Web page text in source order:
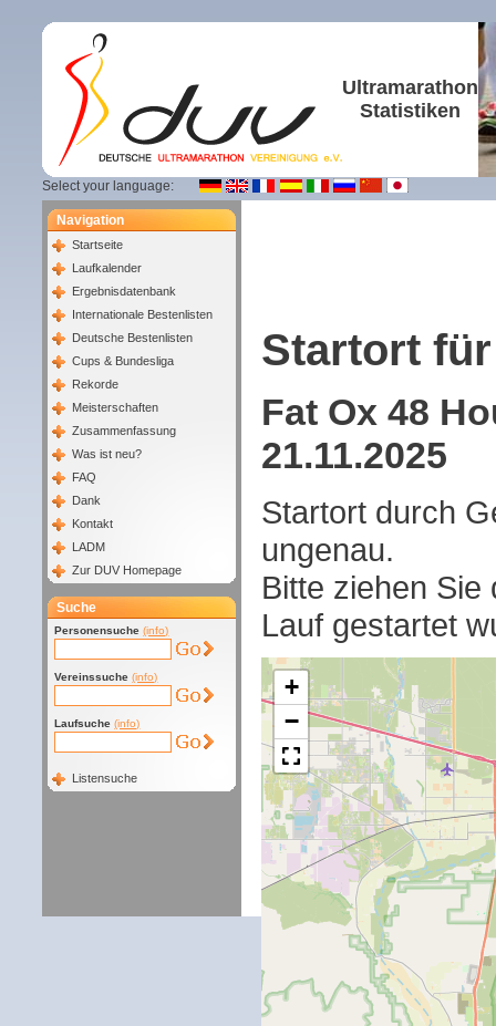
Ultramarathon
Statistiken
Select your language:
Navigation
Startseite
Laufkalender
Ergebnisdatenbank
Internationale Bestenlisten
Deutsche Bestenlisten
Cups & Bundesliga
Rekorde
Meisterschaften
Zusammenfassung
Was ist neu?
FAQ
Dank
Kontakt
LADM
Zur DUV Homepage
Suche
Personensuche (info)
Vereinssuche (info)
Laufsuche (info)
Listensuche
Startort für
Fat Ox 48
21.11.2025
Startort durch
ungenau.
Bitte ziehen
Lauf gestartet
+
−